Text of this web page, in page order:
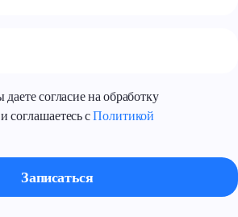
согласие на обработку
соглашаетесь сПолитикой